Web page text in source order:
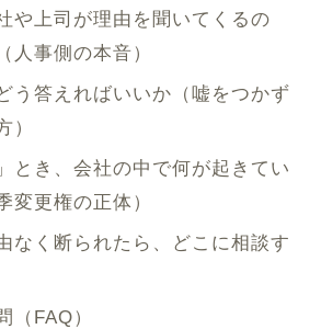
や上司が理由を聞いてくるの
人事側の本音）
う答えればいいか（嘘をつかず
）
とき、会社の中で何が起きてい
変更権の正体）
なく断られたら、どこに相談す
（FAQ）